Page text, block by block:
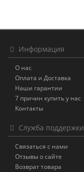
Информация
О нас
Оплата и Доставка
Наши гарантии
7 причин купить у нас
Контакты
Служба поддержки
Связаться с нами
Отзывы о сайте
Возврат товара